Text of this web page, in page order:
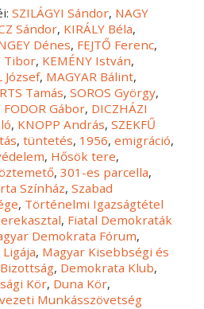
SZILÁGYI Sándor, NAGY
Sándor, KIRÁLY Béla,
Dénes, FEJTŐ Ferenc,
Tibor, KEMÉNY István,
József, MAGYAR Bálint,
Tamás,SOROS György,
FODOR Gábor, DICZHÁZI
, KNOPP András,SZEKFŰ
,tüntetés, 1956,emigráció,
, Hősök tere,
,301-es parcella,
Színház,Szabad
, Történelmi Igazságtétel
, Fiatal Demokraták
Demokrata Fórum,
, Magyar Kisebbségi és
, Demokrata Klub,
Kör, Duna Kör,
Munkásszövetség